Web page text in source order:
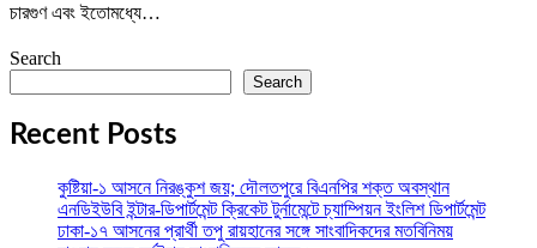
চারগুণ এবং ইতোমধ্যে…
Search
Search
Recent Posts
কুষ্টিয়া-১ আসনে নিরঙ্কুশ জয়; দৌলতপুরে বিএনপির শক্ত অবস্থান
এনডিইউবি ইন্টার-ডিপার্টমেন্ট ক্রিকেট টুর্নামেন্টে চ্যাম্পিয়ন ইংলিশ ডিপার্টমেন্ট
ঢাকা-১৭ আসনের প্রার্থী তপু রায়হানের সঙ্গে সাংবাদিকদের মতবিনিময়